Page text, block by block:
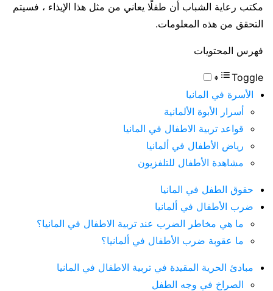
مكتب رعاية الشباب أن طفلًا يعاني من مثل هذا الإيذاء ، فسيتم
التحقق من هذه المعلومات.
فهرس المحتويات
Toggle
الأسرة في المانيا
أسرار الأبوة الألمانية
قواعد تربية الاطفال في المانيا
رياض الأطفال في ألمانيا
مشاهدة الأطفال للتلفزيون
حقوق الطفل في المانيا
ضرب الأطفال في ألمانيا
ما هي مخاطر الضرب عند تربية الاطفال في المانيا؟
ما عقوبة ضرب الأطفال في ألمانيا؟
مبادئ الحرية المقيدة في تربية الاطفال في المانيا
الصراخ في وجه الطفل